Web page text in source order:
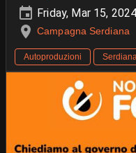
Friday, Mar 15,
Campagna Serdiana
Autoproduzioni